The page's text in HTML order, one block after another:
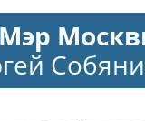
и
Мэр